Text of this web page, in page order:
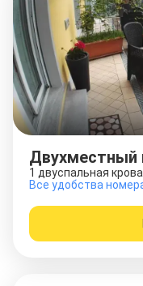
Двухместный
1 двуспальная
Все удобства